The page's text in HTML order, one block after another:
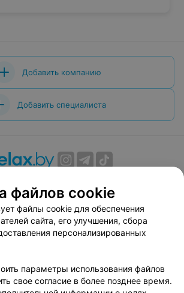
Добавить компанию
Добавить специалиста
договор
Способы оплаты
по использованию сервиса
«Афиша»
соглашение
по вопросам сотрудничества
файлов cookie
файлы cookie для обеспечения
сайта, его улучшения, сбора
персонализированных
параметры использования файлов
свое согласие в более позднее время.